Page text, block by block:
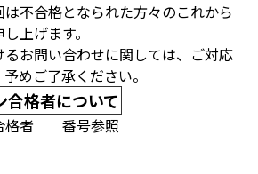
不合格となられた方々のこれから
上げます。
るお問い合わせに関しては、ご対応
めご了承ください。
合格者について
格者 番号参照